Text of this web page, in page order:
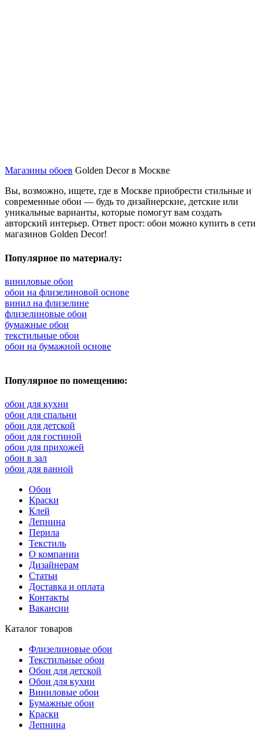
Магазины обоев Golden Decor в Москве
Вы, возможно, ищете, где в Москве приобрести стильные и
современные обои — будь то дизайнерские, детские или
уникальные варианты, которые помогут вам создать
авторский интерьер. Ответ прост: обои можно купить в сети
магазинов Golden Decor!
Популярное по материалу:
виниловые обои
обои на флизелиновой основе
винил на флизелине
флизелиновые обои
бумажные обои
текстильные обои
обои на бумажной основе
Популярное по помещению:
обои для кухни
обои для спальни
обои для детской
обои для гостиной
обои для прихожей
обои в зал
обои для ванной
Обои
Краски
Клей
Лепнина
Перила
Текстиль
О компании
Дизайнерам
Статьи
Доставка и оплата
Контакты
Вакансии
Каталог товаров
Флизелиновые обои
Текстильные обои
Обои для детской
Обои для кухни
Виниловые обои
Бумажные обои
Краски
Лепнина